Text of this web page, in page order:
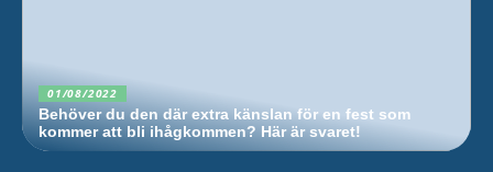
01/08/2022
Behöver du den där extra känslan för en fest som
kommer att bli ihågkommen? Här är svaret!